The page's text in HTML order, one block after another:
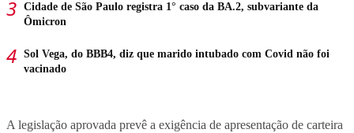
Cidade de São Paulo registra 1° caso da BA.2, subvariante da
Ômicron
Sol Vega, do BBB4, diz que marido intubado com Covid não foi
vacinado
A legislação aprovada prevê a exigência de apresentação de carteira